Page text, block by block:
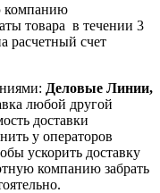
компанию
товара в течении 3
расчетный счет
Деловые Линии,
любой другой
доставки
у операторов
ускорить доставку
компанию забрать